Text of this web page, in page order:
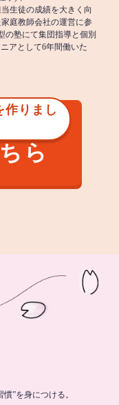
生徒の成績を大きく向
庭教師会社の運営に参
の塾にて集団指導と個別
アとして6年間働いた
作りまし
ら
”を身につける。